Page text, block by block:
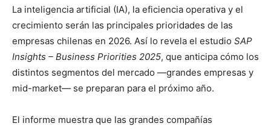
La inteligencia artificial (IA), la eficiencia operativa y el
crecimiento serán las principales prioridades de las
empresas chilenas en 2026. Así lo revela el estudio SAP
Insights – Business Priorities 2025, que anticipa cómo los
distintos segmentos del mercado —grandes empresas y
mid-market— se preparan para el próximo año.
El informe muestra que las grandes compañías